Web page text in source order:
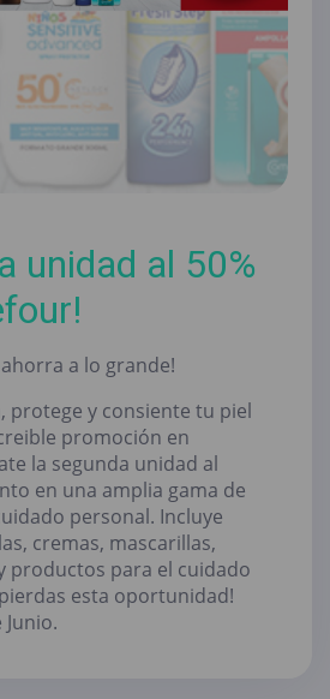
unidad al 50%
a lo grande!
protege y consiente tu piel
promoción en
la segunda unidad al
en una amplia gama de
personal. Incluye
cremas, mascarillas,
productos para el cuidado
esta oportunidad!